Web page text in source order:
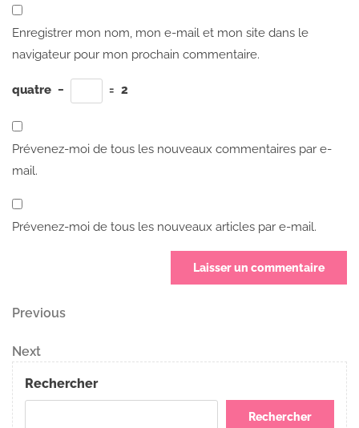
Enregistrer mon nom, mon e-mail et mon site dans le
navigateur pour mon prochain commentaire.
quatre − = 2
Prévenez-moi de tous les nouveaux commentaires par e-
mail.
Prévenez-moi de tous les nouveaux articles par e-mail.
Navigation
de
l’article
Previous
Previous
Next
Post
Next
Rechercher
Rechercher